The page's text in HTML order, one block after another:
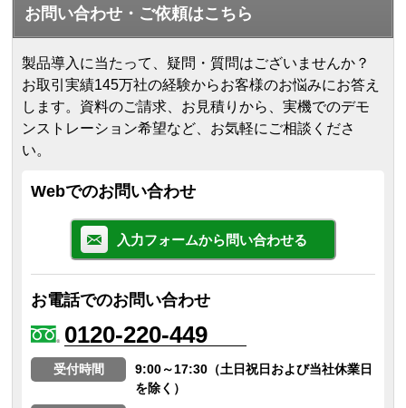
お問い合わせ・ご依頼はこちら
製品導入に当たって、疑問・質問はございませんか？
お取引実績145万社の経験からお客様のお悩みにお答え
します。 資料のご請求、お見積りから、実機でのデモ
ンストレーション希望など、お気軽にご相談くださ
い。
Webでのお問い合わせ
入力フォームから問い合わせる
お電話でのお問い合わせ
0120-220-449
受付時間
9:00～17:30（土日祝日および当社休業日
を除く）